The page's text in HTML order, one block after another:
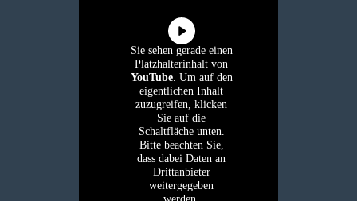
Sie sehen gerade einen
Platzhalterinhalt von
YouTube. Um auf den
eigentlichen Inhalt
zuzugreifen, klicken
Sie auf die
Schaltfläche unten.
Bitte beachten Sie,
dass dabei Daten an
Drittanbieter
weitergegeben